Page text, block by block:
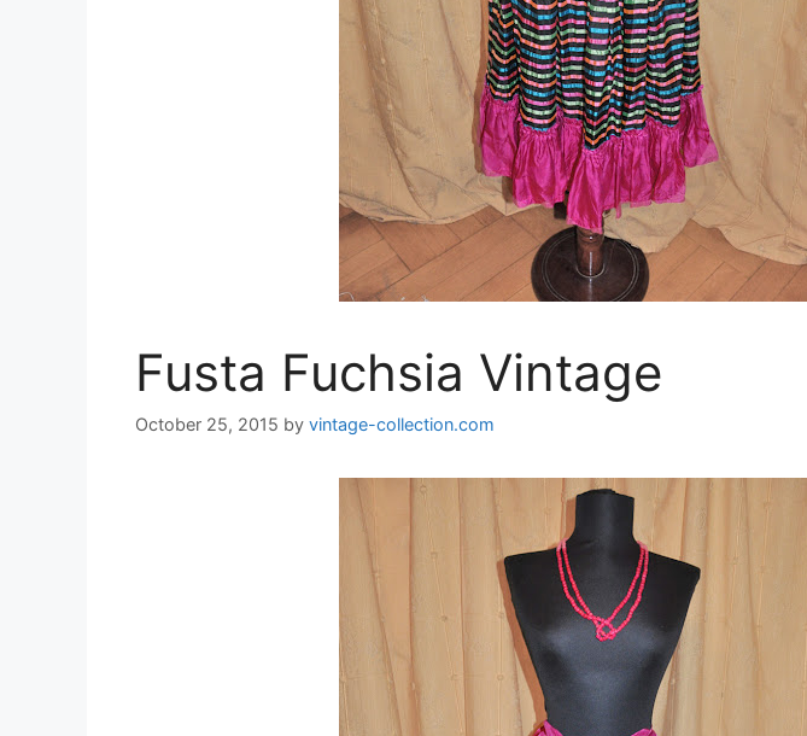
Fusta Fuchsia Vintage
October 25, 2015 by vintage-collection.com